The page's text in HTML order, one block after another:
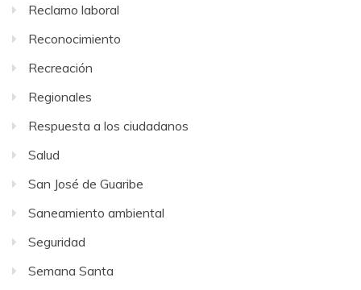
Reclamo laboral
Reconocimiento
Recreación
Regionales
Respuesta a los ciudadanos
Salud
San José de Guaribe
Saneamiento ambiental
Seguridad
Semana Santa